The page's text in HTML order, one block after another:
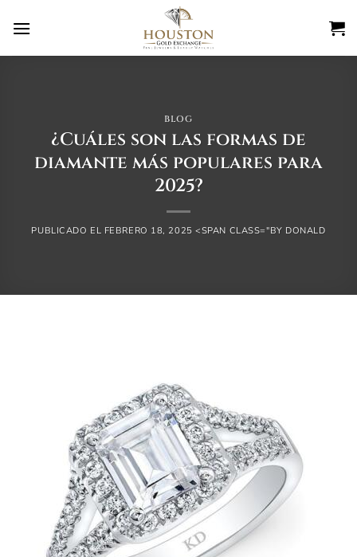
BLOG
¿Cuáles son las formas de
diamante más populares para
2025?
PUBLICADO EL FEBRERO 18, 2025 <SPAN CLASS="BY DONALD